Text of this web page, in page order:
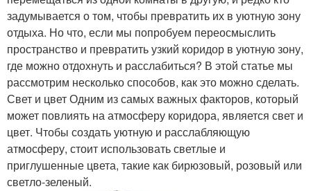
задумывается о том, чтобы превратить их в уютную зону
отдыха. Но что, если мы попробуем переосмыслить
пространство и превратить узкий коридор в уютную зону,
где можно отдохнуть и расслабиться? В этой статье мы
рассмотрим несколько способов, как это можно сделать.
Свет и цвет Одним из самых важных факторов, который
может повлиять на атмосферу коридора, является свет и
цвет. Чтобы создать уютную и расслабляющую
атмосферу, стоит использовать светлые и
приглушенные цвета, такие как бирюзовый, розовый или
светло-зеленый.